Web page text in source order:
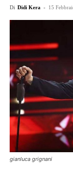
Di Didi Kera - 15
gianluca grignani